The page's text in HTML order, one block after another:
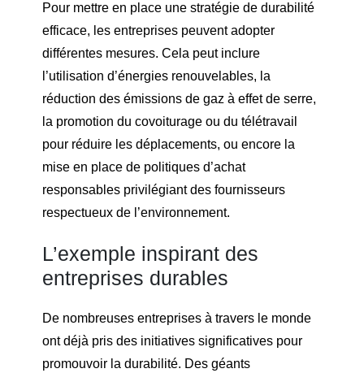
Pour mettre en place une stratégie de durabilité
efficace, les entreprises peuvent adopter
différentes mesures. Cela peut inclure
l’utilisation d’énergies renouvelables, la
réduction des émissions de gaz à effet de serre,
la promotion du covoiturage ou du télétravail
pour réduire les déplacements, ou encore la
mise en place de politiques d’achat
responsables privilégiant des fournisseurs
respectueux de l’environnement.
L’exemple inspirant des
entreprises durables
De nombreuses entreprises à travers le monde
ont déjà pris des initiatives significatives pour
promouvoir la durabilité. Des géants